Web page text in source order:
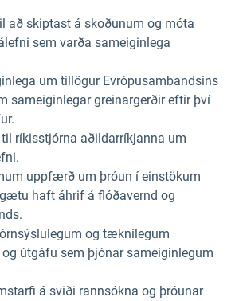
að skiptast á skoðunum og móta
sem varða sameiginlega
um tillögur Evrópusambandsins
sameiginlegar greinargerðir eftir því
til ríkisstjórna aðildarríkjanna um
uppfærð um þróun í einstökum
haft áhrif á flóðavernd og
og tæknilegum
útgáfu sem þjónar sameiginlegum
á sviði rannsókna og þróunar